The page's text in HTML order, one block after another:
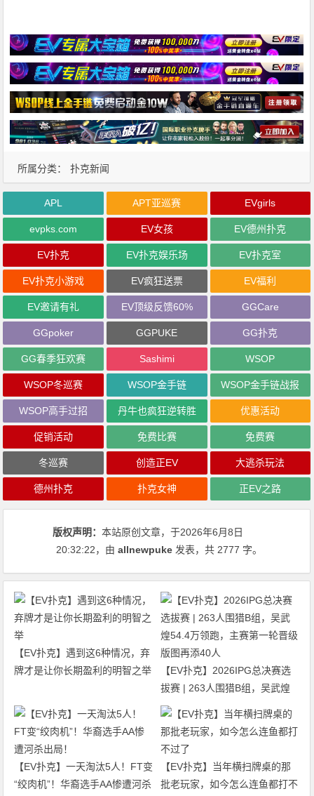
所属分类： 扑克新闻
APL APT亚巡赛 EVgirls
evpks.com EV女孩 EV德州扑克
EV扑克 EV扑克娱乐场 EV扑克室
EV扑克小游戏 EV疯狂送票 EV福利
EV邀请有礼 EV顶级反馈60% GGCare
GGpoker GGPUKE GG扑克
GG春季狂欢赛 Sashimi WSOP
WSOP冬巡赛 WSOP金手链 WSOP金手链战报
WSOP高手过招 丹牛也疯狂逆转胜 优惠活动
促销活动 免费比赛 免费赛
冬巡赛 创造正EV 大逃杀玩法
德州扑克 扑克女神 正EV之路
版权声明：本站原创文章，于2026年6月8日
20:32:22，由allnewpuke 发表，共 2777 字。
【EV扑克】遇到这6种情况，弃
牌才是让你长期盈利的明智之举
【EV扑克】2026IPG总决赛选
拔赛 | 263人围猎B组，吴武煌
54.4万领跑，主赛第一轮晋级版
【EV扑克】一天淘汰5人！FT变
“绞肉机”！华裔选手AA惨遭河杀
【EV扑克】当年横扫牌桌的那
批老玩家，如今怎么连鱼都打不